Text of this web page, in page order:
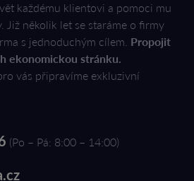
každému klientovi a pomoci mu
Již několik let se staráme o firmy
s jednoduchým cílem. Propojit
ekonomickou stránku.
vás připravíme exkluzivní
(Po – Pá: 8:00 – 14:00)